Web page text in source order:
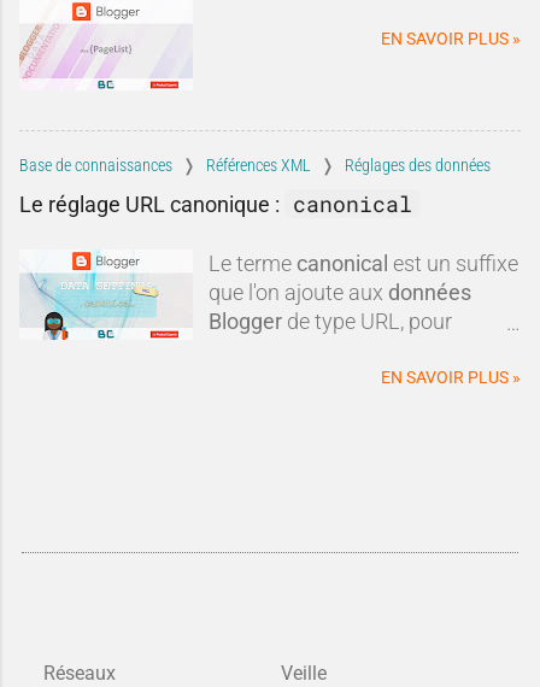
cette tribune, nous allonsEN SAVOIR PLUS »
Base de connaissances Références XML Réglages des données
Le réglage URL canonique : canonical
Le terme canonical est un suffixe
que l'on ajoute aux données
Blogger de type URL, pour
EN SAVOIR PLUS »
Réseaux
Veille